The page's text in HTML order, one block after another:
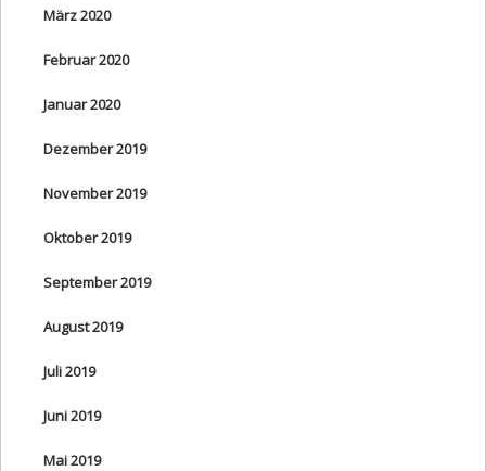
März 2020
Februar 2020
Januar 2020
Dezember 2019
November 2019
Oktober 2019
September 2019
August 2019
Juli 2019
Juni 2019
Mai 2019